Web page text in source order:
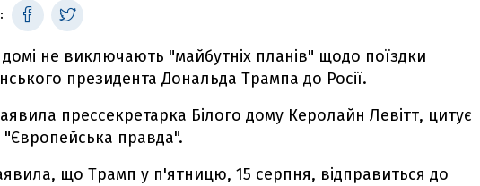
домі не виключають "майбутніх планів" щодо поїздки
президента Дональда Трампа до Росії.
прессекретарка Білого дому Керолайн Левітт, цитує
правда".
що Трамп у п'ятницю, 15 серпня, відправиться до